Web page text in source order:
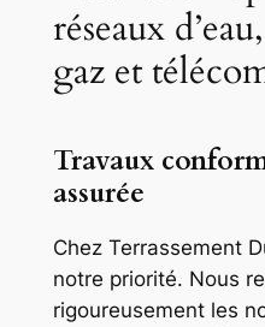
réseaux
gaz et
Travaux
assurée
Chez Terrassement
notre priorité. Nous
rigoureusement les